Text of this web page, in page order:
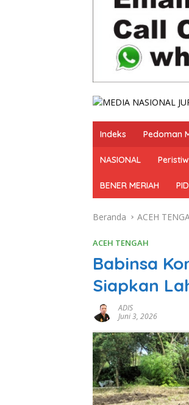
Indeks Pedoman
NASIONAL
BENER MERIAH
Beranda ACEH
ACEH TENGAH
Babinsa
Siapkan
ADIS
Juni 3, 2026